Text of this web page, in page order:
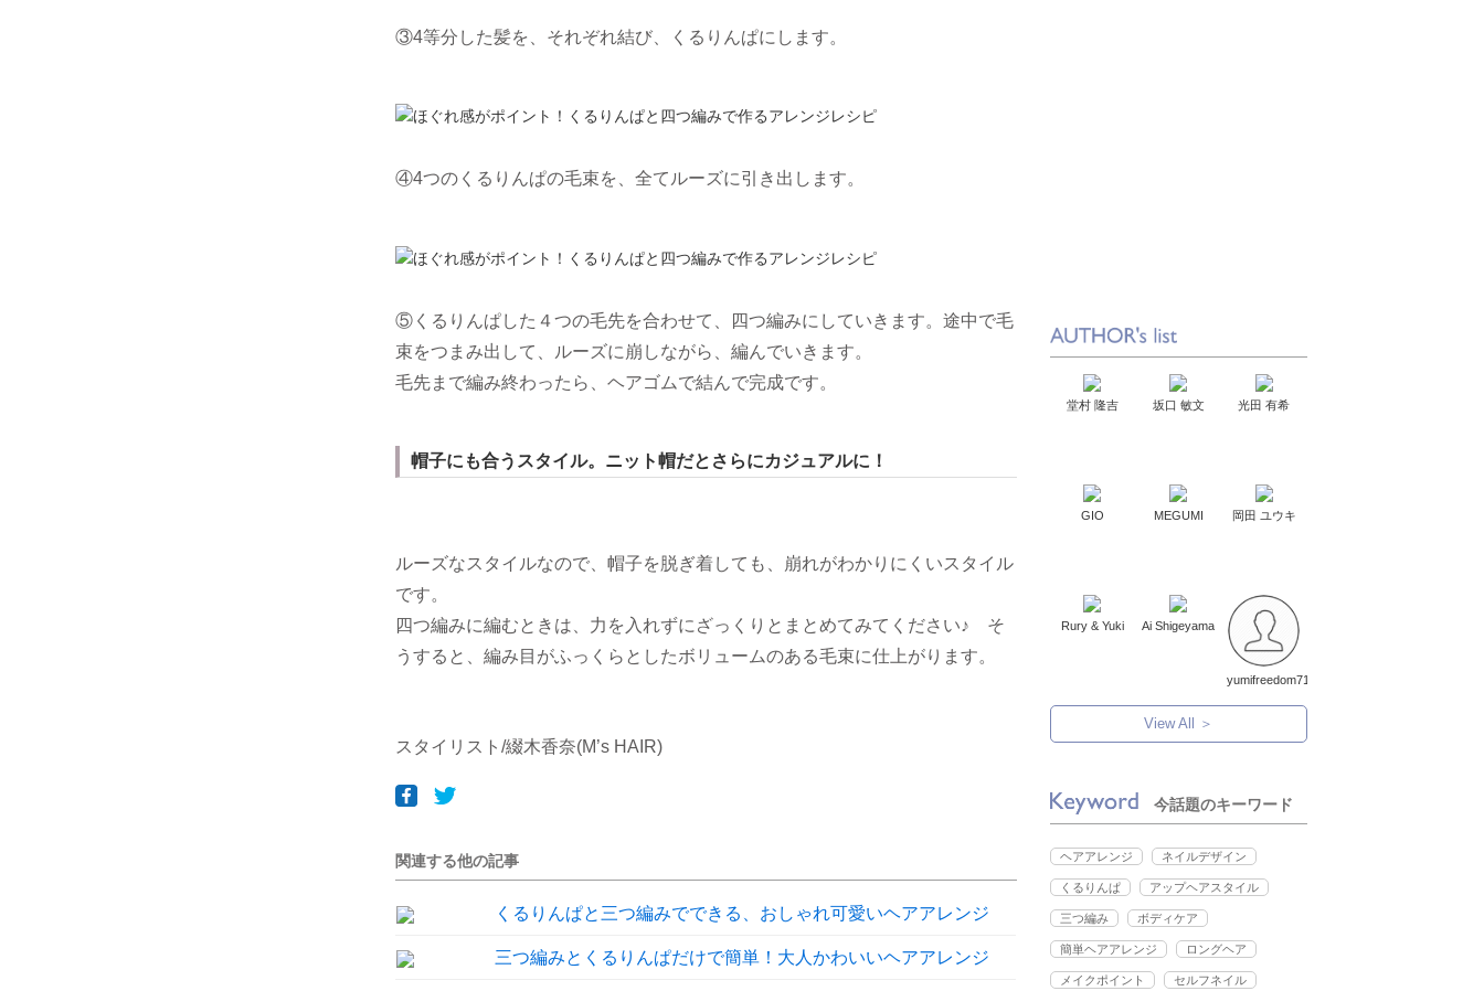
③4等分した髪を、それぞれ結び、くるりんぱにします。
④4つのくるりんぱの毛束を、全てルーズに引き出します。
⑤くるりんぱした４つの毛先を合わせて、四つ編みにしていきます。途中で毛
束をつまみ出して、ルーズに崩しながら、編んでいきます。
毛先まで編み終わったら、ヘアゴムで結んで完成です。
帽子にも合うスタイル。ニット帽だとさらにカジュアルに！
ルーズなスタイルなので、帽子を脱ぎ着しても、崩れがわかりにくいスタイル
です。
四つ編みに編むときは、力を入れずにざっくりとまとめてみてください♪ そ
うすると、編み目がふっくらとしたボリュームのある毛束に仕上がります。
スタイリスト/綴木香奈(M’s HAIR)
関連する他の記事
くるりんぱと三つ編みでできる、おしゃれ可愛いヘアアレンジ
三つ編みとくるりんぱだけで簡単！大人かわいいヘアアレンジ
堂村 隆吉 坂口 敏文 光田 有希
GIO MEGUMI 岡田 ユウキ
Rury & Yuki Ai Shigeyama
yumifreedom71
View All ＞
今話題のキーワード
ヘアアレンジ ネイルデザイン
くるりんぱ アップヘアスタイル
三つ編み ボディケア
簡単ヘアアレンジ ロングヘア
メイクポイント セルフネイル